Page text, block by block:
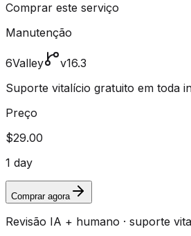
Comprar este serviço
Manutenção
6Valley
v16.3
Suporte vitalício gratuito em toda
Preço
$29.00
1 day
Comprar agora
Revisão IA + humano · suporte